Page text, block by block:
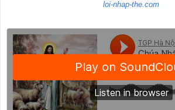
loi-nhap-the.com